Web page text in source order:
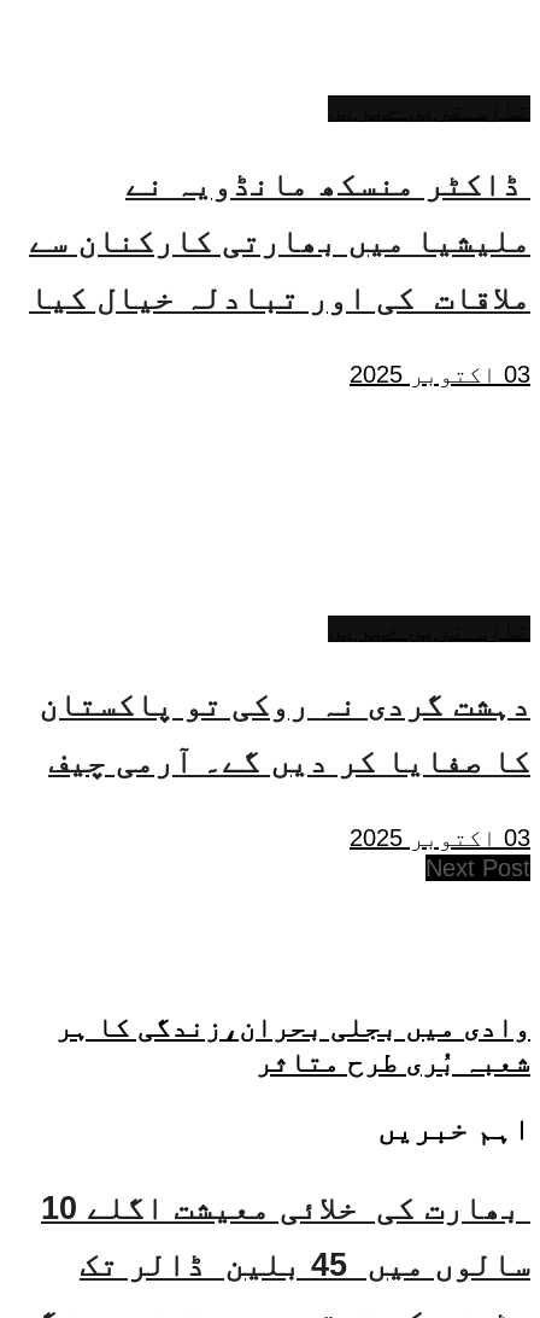
ڈاکٹر منسکھ مانڈویہ نے
ملیشیا میں بھارتی کارکنان سے
ملاقات کی اور تبادلہ خیال کیا
03 اکتوبر 2025
دہشت گردی نہ روکی تو پاکستان
کا صفایا کر دیں گے۔ آرمی چیف
03 اکتوبر 2025
Next Post
وادی میں بجلی بحران،زندگی کا ہر
شعبہ بُری طرح متاثر
اہم خبریں
بھارت کی خلائی معیشت اگلے 10
سالوں میں 45 بلین ڈالر تک